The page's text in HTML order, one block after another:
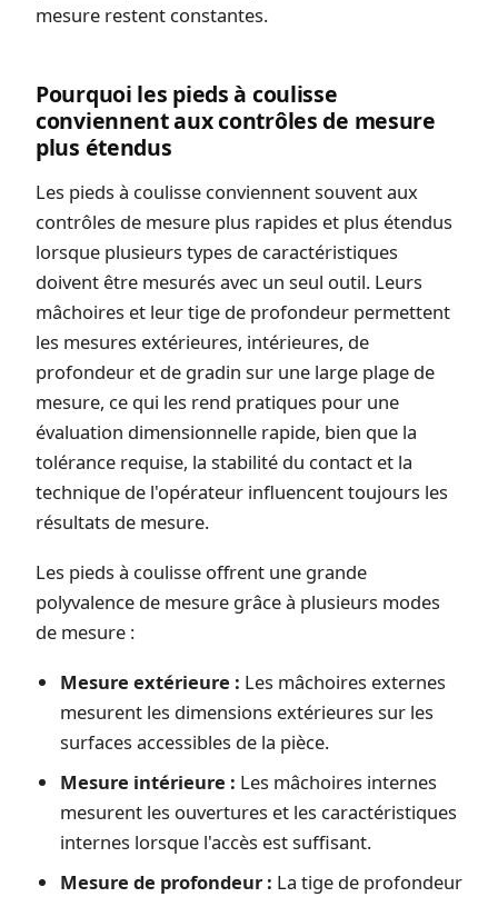
mesure restent constantes.
Pourquoi les pieds à coulisse
conviennent aux contrôles de mesure
plus étendus
Les pieds à coulisse conviennent souvent aux
contrôles de mesure plus rapides et plus étendus
lorsque plusieurs types de caractéristiques
doivent être mesurés avec un seul outil. Leurs
mâchoires et leur tige de profondeur permettent
les mesures extérieures, intérieures, de
profondeur et de gradin sur une large plage de
mesure, ce qui les rend pratiques pour une
évaluation dimensionnelle rapide, bien que la
tolérance requise, la stabilité du contact et la
technique de l'opérateur influencent toujours les
résultats de mesure.
Les pieds à coulisse offrent une grande
polyvalence de mesure grâce à plusieurs modes
de mesure :
Mesure extérieure : Les mâchoires externes
mesurent les dimensions extérieures sur les
surfaces accessibles de la pièce.
Mesure intérieure : Les mâchoires internes
mesurent les ouvertures et les caractéristiques
internes lorsque l'accès est suffisant.
Mesure de profondeur : La tige de profondeur